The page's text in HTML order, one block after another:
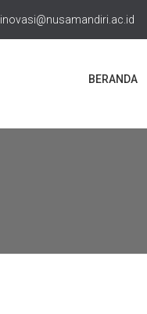
inovasi@nusamandiri.ac.id
BERANDA